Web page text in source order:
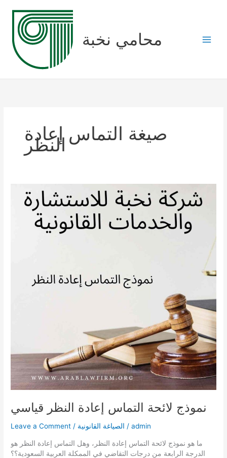
content
محامي نخبة
صيغة التماس إعادة
النظر
نموذج لائحة التماس إعادة النظر قياسي
Leave a Comment / الصياغة القانونية /admin
ما هو نموذج لائحة التماس إعادة النظر، وهل التماس إعادة النظر هو
الدرجة الرابعة من درجات التقاضي في الممكلة العربية السعودية؟؟